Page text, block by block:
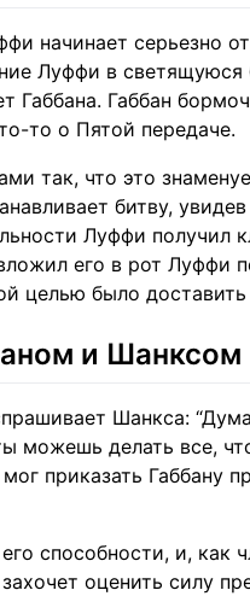
начинает серьезно
Луффи в светящуюся
Габбана. Габбан
то о Пятой передаче.
так, что это
битву,
Луффи получил
его в рот Луффи
целью было
и Шанксом
Шанкса:
можешь делать все,
приказать Габбану
способности, и, как
оценить силу